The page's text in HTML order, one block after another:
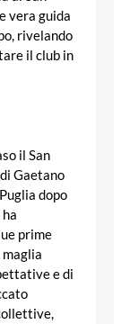
vera guida
rivelando
il club in
il San
Gaetano
dopo
prime
e di